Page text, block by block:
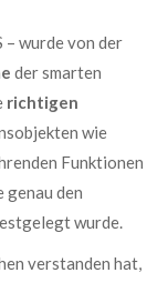
– wurde von der
der smarten
richtigen
wie
Funktionen
den
wurde.
verstanden hat,